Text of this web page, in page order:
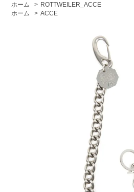
ホーム
> ROTTWEILER_ACCE
ホーム
> ACCE